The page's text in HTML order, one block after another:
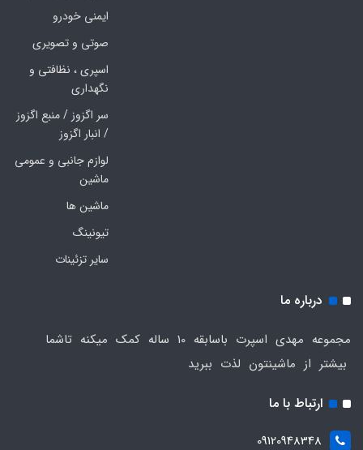
ایمنی خودرو
صوتی و تصویری
اسپری ، نظافتی و
نگهداری
سر اگزوز / منبع اگزوز
/ انبار اگزوز
لوازم جانبی و عمومی
ماشین
ماشین ها
تیونینگ
سایر تزئینات
درباره ما
مجموعه مهدی اسپرت باسابقه 10 ساله کمک میکنه تاشما
بیشتر از ماشینتون لذت ببرید
ارتباط با ما
09120948348